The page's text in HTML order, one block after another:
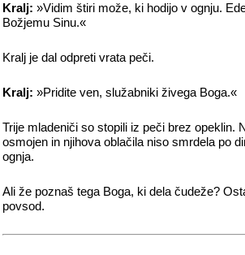
Kralj: »Vidim štiri može, ki hodijo v ognju.
Božjemu Sinu.«
Kralj je dal odpreti vrata peči.
Kralj: »Pridite ven, služabniki živega Boga.«
Trije mladeniči so stopili iz peči brez opeklin.
osmojen in njihova oblačila niso smrdela po
ognja.
Ali že poznaš tega Boga, ki dela čudeže?
povsod.